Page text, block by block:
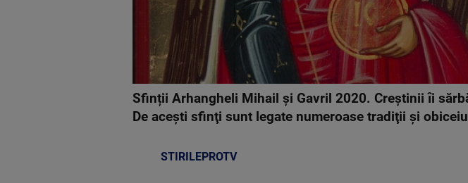
Sfinții Arhangheli Mihail și Gavril 2020. Creștinii îi
De aceşti sfinţi sunt legate numeroase tradiţii şi
STIRILEPROTV